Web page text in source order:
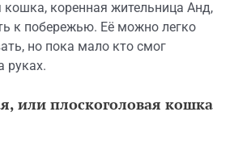
кошка, коренная жительница Анд,
к побережью. Её можно легко
но пока мало кто смог
руках.
или плоскоголовая кошка